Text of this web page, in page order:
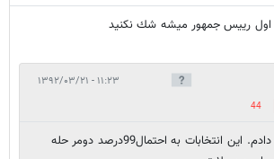
اول رييس جمهور ميشه شك نكنيد
۱۱:۲۳ - ۱۳۹۲/۰۳/۲۱
44
اشتباها مثبت دادم. اين انتخابات به احتمال99درصد دومر حله